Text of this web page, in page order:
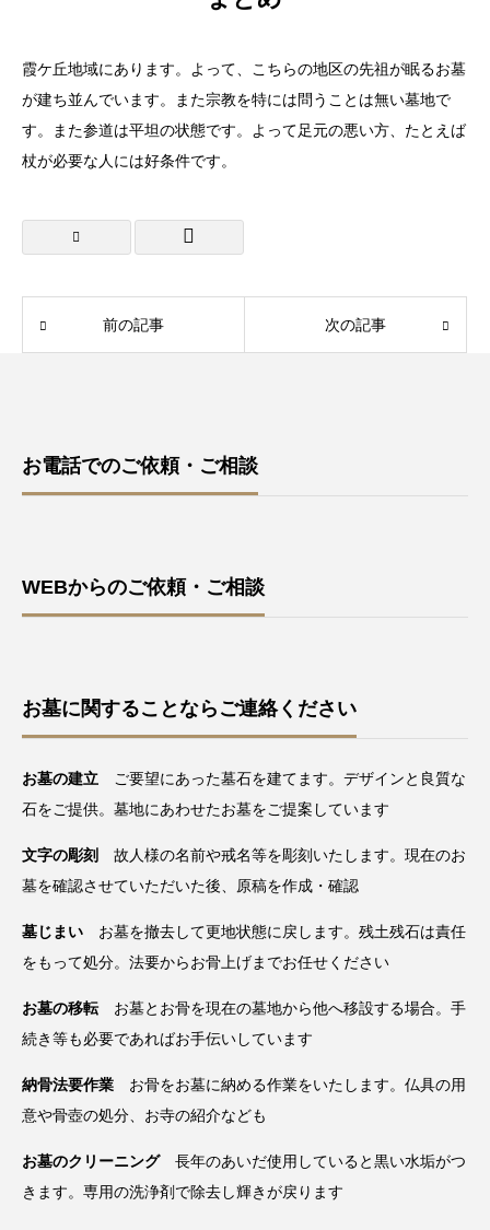
霞ケ丘地域にあります。よって、こちらの地区の先祖が眠るお墓
が建ち並んでいます。また宗教を特には問うことは無い墓地で
す。また参道は平坦の状態です。よって足元の悪い方、たとえば
杖が必要な人には好条件です。
前の記事 次の記事
お電話でのご依頼・ご相談
WEBからのご依頼・ご相談
お墓に関することならご連絡ください
お墓の建立 ご要望にあった墓石を建てます。デザインと良質な
石をご提供。墓地にあわせたお墓をご提案しています
文字の彫刻
故人様の名前や戒名等を彫刻いたします。現在のお
墓を確認させていただいた後、原稿を作成・確認
墓じまい お墓を撤去して更地状態に戻します。残土残石は責任
をもって処分。法要からお骨上げまでお任せください
お墓の移転お墓とお骨を現在の墓地から他へ移設する場合。手
続き等も必要であればお手伝いしています
納骨法要作業 お骨をお墓に納める作業をいたします。仏具の用
意や骨壺の処分、お寺の紹介なども
お墓のクリーニング長年のあいだ使用していると黒い水垢がつ
きます。専用の洗浄剤で除去し輝きが戻ります